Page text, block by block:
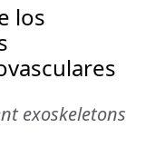
los
exoskeletons